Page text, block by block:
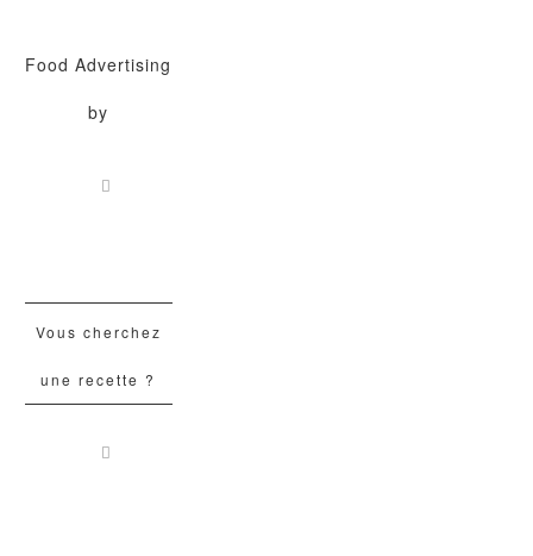
Food Advertising
by
Vous cherchez
une recette ?